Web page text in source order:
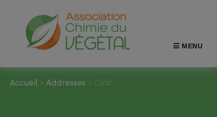
MENU
Accueil > Addresses > Codif